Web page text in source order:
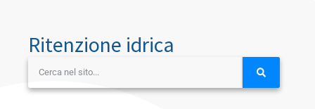
Ritenzione idrica